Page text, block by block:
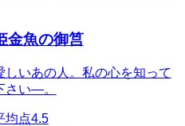
金魚の御筥
しいあの人。私の心を知って
さい―。
均点4.5